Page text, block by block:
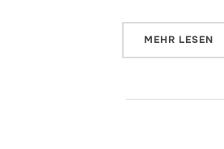
MEHR ÜBER
LESEN